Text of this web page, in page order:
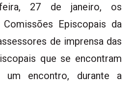
feira, 27 de janeiro, os
Episcopais da
de imprensa das
que se encontram
um encontro, durante a